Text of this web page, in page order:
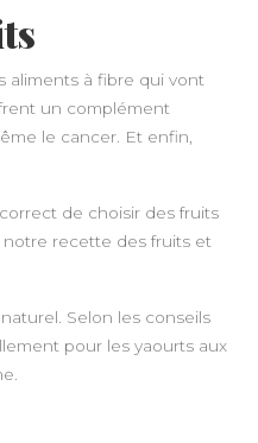
aliments à fibre qui vont
un complément
le cancer. Et enfin,
de choisir des fruits
notre recette des fruits et
Selon les conseils
pour les yaourts aux